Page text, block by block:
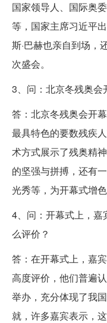
国家领导人、国际奥
等，国家主席习近平
斯·巴赫也亲自到场，
次盛会。
3、问：北京冬残奥会
答：北京冬残奥会开
最具特色的要数残疾
术方式展示了残奥精
的坚强与拼搏，还有
光秀等，为开幕式增色
4、问：开幕式上，
么评价？
答：在开幕式上，嘉
高度评价，他们普遍
举办，充分体现了我
就，许多嘉宾表示，